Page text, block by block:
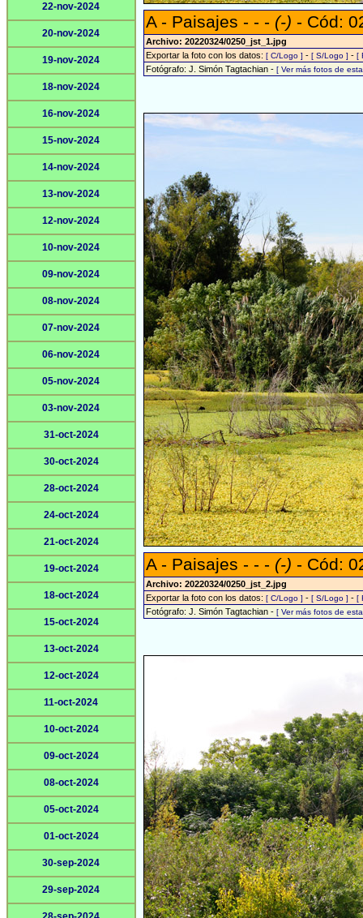
22-nov-2024
20-nov-2024
19-nov-2024
18-nov-2024
16-nov-2024
15-nov-2024
14-nov-2024
13-nov-2024
12-nov-2024
10-nov-2024
09-nov-2024
08-nov-2024
07-nov-2024
06-nov-2024
05-nov-2024
03-nov-2024
31-oct-2024
30-oct-2024
28-oct-2024
24-oct-2024
21-oct-2024
19-oct-2024
18-oct-2024
15-oct-2024
13-oct-2024
12-oct-2024
11-oct-2024
10-oct-2024
09-oct-2024
08-oct-2024
05-oct-2024
01-oct-2024
30-sep-2024
29-sep-2024
A - Paisajes - - - (-) - Cód:
Archivo: 20220324/0250_jst_1.jpg
Exportar la foto con los datos: [ C/Logo ] - [ S/Logo ] - [
Fotógrafo: J. Simón Tagtachian - [ Ver más fotos de
A - Paisajes - - - (-) - Cód:
Archivo: 20220324/0250_jst_2.jpg
Exportar la foto con los datos: [ C/Logo ] - [ S/Logo ] - [
Fotógrafo: J. Simón Tagtachian - [ Ver más fotos de